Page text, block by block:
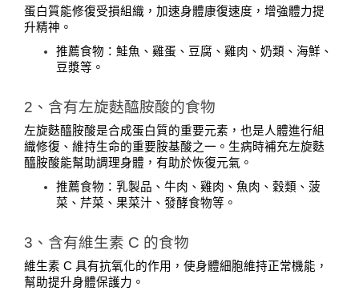
蛋白質能修復受損組織，加速身體康復速度，增強體力提
升精神。
推薦食物：鮭魚、雞蛋、豆腐、雞肉、奶類、海鮮、
豆漿等。
2、含有左旋麩醯胺酸的食物
左旋麩醯胺酸是合成蛋白質的重要元素，也是人體進行組
織修復、維持生命的重要胺基酸之一。生病時補充左旋麩
醯胺酸能幫助調理身體，有助於恢復元氣。
推薦食物：乳製品、牛肉、雞肉、魚肉、穀類、菠
菜、芹菜、果菜汁、發酵食物等。
3、含有維生素 C 的食物
維生素 C 具有抗氧化的作用，使身體細胞維持正常機能，
幫助提升身體保護力。